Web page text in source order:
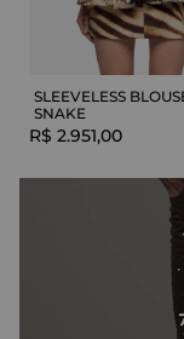
SLEEVELESS
SNAKE
R$ 2.951,00